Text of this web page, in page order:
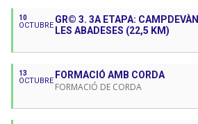
10
OCTUBRE
GR© 3. 3A ETAPA:
LES ABADESES (22,5 KM)
13
OCTUBRE
FORMACIÓ AMB CORDA
FORMACIÓ DE CORDA